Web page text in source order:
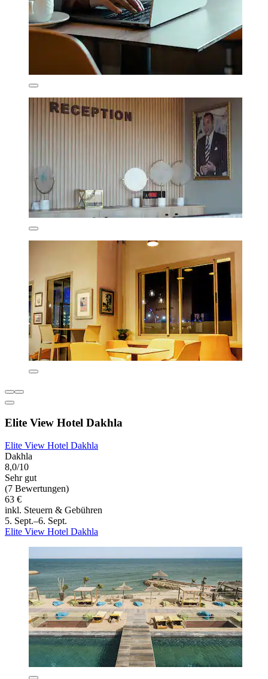
Elite View Hotel Dakhla
Elite View Hotel Dakhla
Dakhla
8,0/10
Sehr gut
(7 Bewertungen)
63 €
inkl. Steuern & Gebühren
5. Sept.–6. Sept.
Elite View Hotel Dakhla